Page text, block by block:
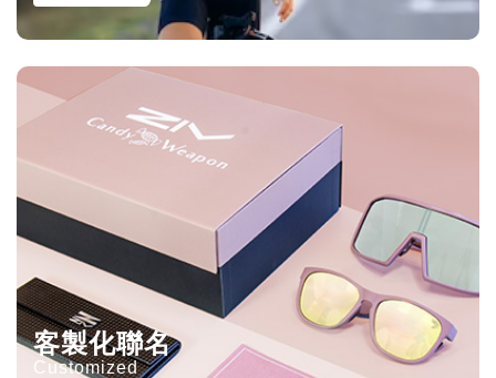
客製化聯名
Customized